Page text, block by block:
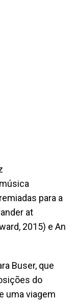
para a
at
2015) e An
Buser, que
do
uma viagem